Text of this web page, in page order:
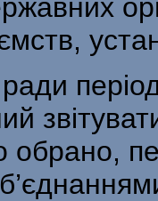
ради
обрано,